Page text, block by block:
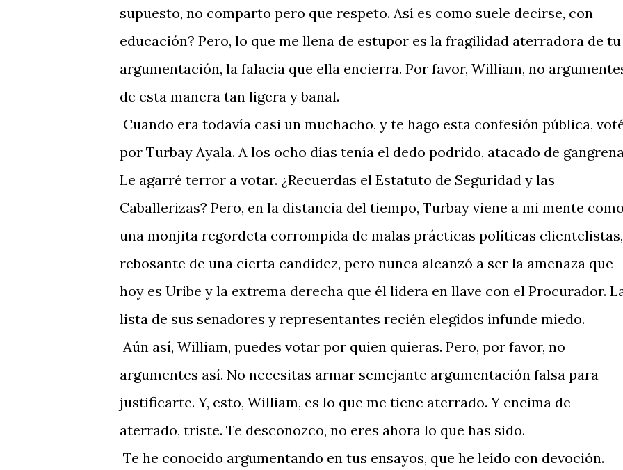
supuesto, no comparto pero que respeto. Así es como suele decirse, con
educación? Pero, lo que me llena de estupor es la fragilidad aterradora de tu
argumentación, la falacia que ella encierra. Por favor, William, no
de esta manera tan ligera y banal.
Cuando era todavía casi un muchacho, y te hago esta confesión pública,
por Turbay Ayala. A los ocho días tenía el dedo podrido, atacado de
Le agarré terror a votar. ¿Recuerdas el Estatuto de Seguridad y las
Caballerizas? Pero, en la distancia del tiempo, Turbay viene a mi mente como
una monjita regordeta corrompida de malas prácticas políticas clientelistas,
rebosante de una cierta candidez, pero nunca alcanzó a ser la amenaza que
hoy es Uribe y la extrema derecha que él lidera en llave con el Procurador.
lista de sus senadores y representantes recién elegidos infunde miedo.
Aún así, William, puedes votar por quien quieras. Pero, por favor, no
argumentes así. No necesitas armar semejante argumentación falsa para
justificarte. Y, esto, William, es lo que me tiene aterrado. Y encima de
aterrado, triste. Te desconozco, no eres ahora lo que has sido.
Te he conocido argumentando en tus ensayos, que he leído con devoción.